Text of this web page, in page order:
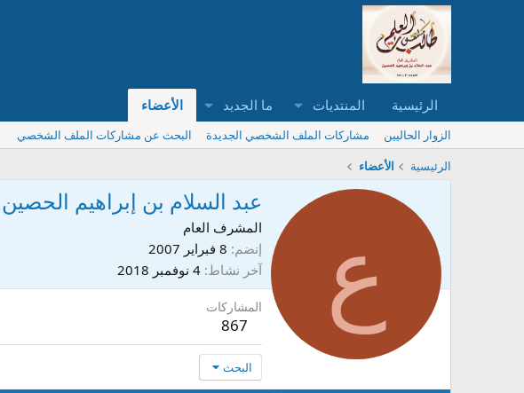
الرئيسية المنتديات ما الجديد الأعضاء
الزوار الحاليين مشاركات الملف الشخصي الجديدة
البحث عن مشاركات الملف الشخصي
الرئيسية
الأعضاء
ع
عبد السلام بن إبراهيم الحصين
المشرف العام
إنضم 8 فبراير 2007
آخر نشاط 4 نوفمبر 2018
المشاركات
867
البحث